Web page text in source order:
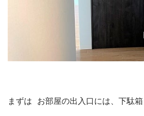
まずは お部屋の出入口には、下駄箱